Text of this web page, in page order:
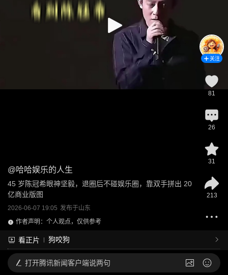
@哈哈娱乐的人生
45 岁陈冠希眼神坚毅，退圈后不碰娱乐圈，靠双手拼出 20
亿商业版图
2026-06-07 19:05 发布于山东
作者声明：个人观点，仅供参考
看正片 狗咬狗
关注
81
26
31
213
打开腾讯新闻客户端说两句